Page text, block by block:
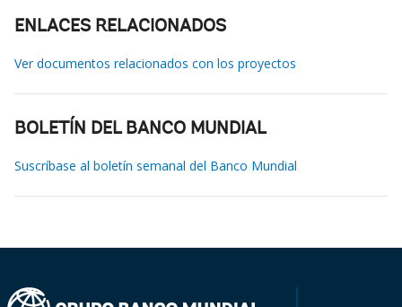
ENLACES RELACIONADOS
Ver documentos relacionados con los proyectos
BOLETÍN DEL BANCO MUNDIAL
Suscríbase al boletín semanal del Banco Mundial